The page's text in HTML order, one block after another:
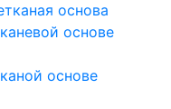
основа
основе
основе